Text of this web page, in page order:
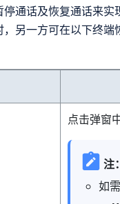
通话及恢复通话来实
另一方可在以下终端
点击弹窗
注
如